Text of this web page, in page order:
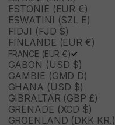
ESTONIE (EUR €)
ESWATINI (SZL E)
FIDJI (FJD $)
FINLANDE (EUR €)
FRANCE (EUR €)
GABON (USD $)
GAMBIE (GMD D)
GHANA (USD $)
GIBRALTAR (GBP £)
GRENADE (XCD $)
GROENLAND (DKK KR.)